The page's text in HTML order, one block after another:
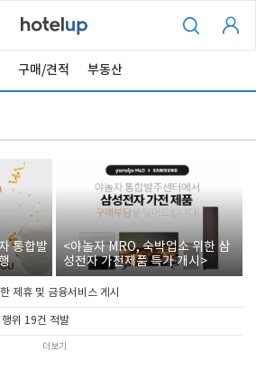
구매/견적 부동산
통합발
<야놀자 MRO, 숙박업소 위한 삼
성전자 가전제품 특가 개시>
제휴 및 금융서비스 게시
위 19건 적발
더보기